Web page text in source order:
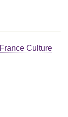
Culture